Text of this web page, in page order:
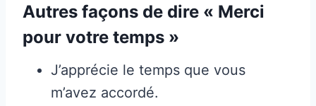
Autres façons de dire « Merci
pour votre temps »
J’apprécie le temps que vous
m’avez accordé.